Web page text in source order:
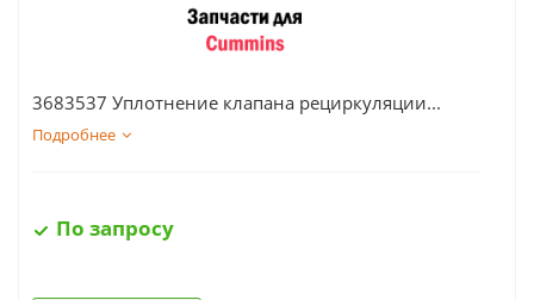
3683537 Уплотнение клапана рециркуляции...
Подробнее
По запросу